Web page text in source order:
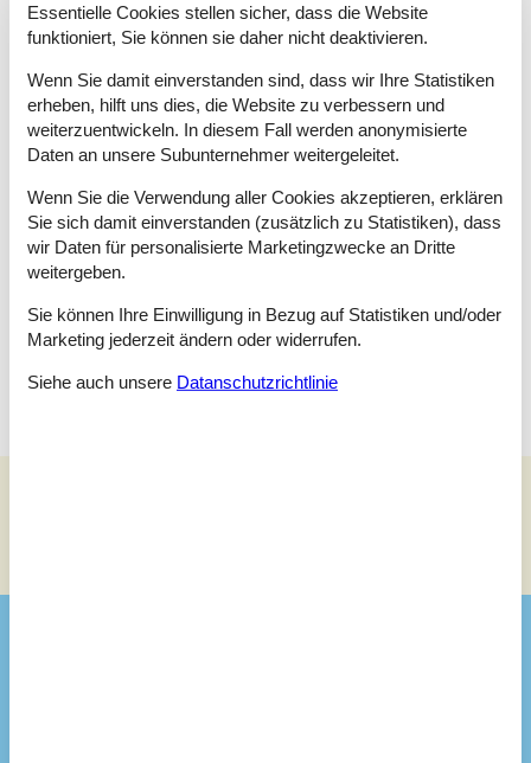
Orte, wie das historische Spøttrup Schloss und die charmante
Stadt Skive, wo du Museen, Geschäfte und Cafés findest.
Schlafzimmer
Etagenbett - 90x190 cm
Einzelbett - 90x200 cm
Etagenbett - 90x190 cm
Doppelbett - 160x200 cm
Essentielle Cookies stellen sicher, dass die Website
funktioniert, Sie können sie daher nicht deaktivieren.
Wenn Sie damit einverstanden sind, dass wir Ihre Statistiken
erheben, hilft uns dies, die Website zu verbessern und
weiterzuentwickeln. In diesem Fall werden anonymisierte
Daten an unsere Subunternehmer weitergeleitet.
Wenn Sie die Verwendung aller Cookies akzeptieren, erklären
Sie sich damit einverstanden (zusätzlich zu Statistiken), dass
wir Daten für personalisierte Marketingzwecke an Dritte
weitergeben.
Sie können Ihre Einwilligung in Bezug auf Statistiken und/oder
Marketing jederzeit ändern oder widerrufen.
Siehe auch unsere Datanschutzrichtlinie